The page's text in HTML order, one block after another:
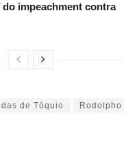
do impeachment contra
de Tóquio